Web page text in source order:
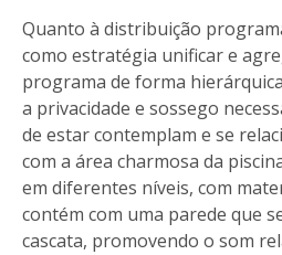
Quanto à distribuição
como estratégia unificar e
programa de forma
a privacidade e sossego
de estar contemplam e se
com a área charmosa da
em diferentes níveis, com
contém com uma parede que
cascata, promovendo o som